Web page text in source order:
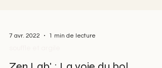
souffle et argile